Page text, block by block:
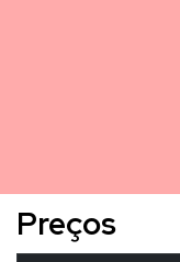
Preços